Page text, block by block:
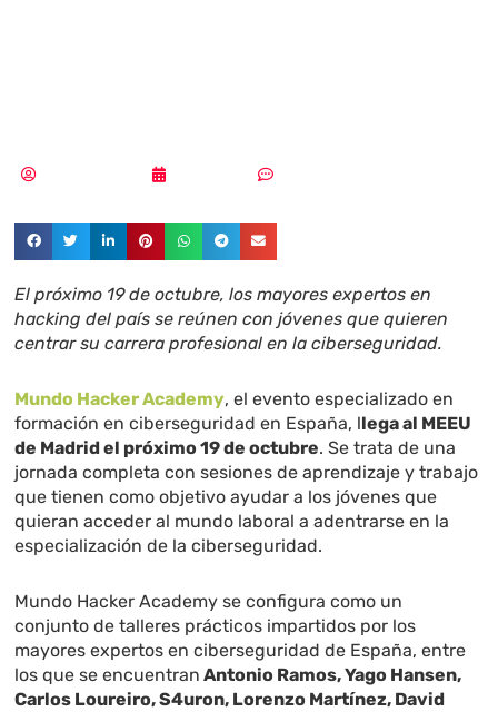
El próximo 19 de octubre, los mayores expertos en
hacking del país se reúnen con jóvenes que quieren
centrar su carrera profesional en la ciberseguridad.
Mundo Hacker Academy, el evento especializado en
formación en ciberseguridad en España, llega al MEEU
de Madrid el próximo 19 de octubre. Se trata de una
jornada completa con sesiones de aprendizaje y trabajo
que tienen como objetivo ayudar a los jóvenes que
quieran acceder al mundo laboral a adentrarse en la
especialización de la ciberseguridad.
Mundo Hacker Academy se configura como un
conjunto de talleres prácticos impartidos por los
mayores expertos en ciberseguridad de España, entre
los que se encuentran Antonio Ramos, Yago Hansen,
Carlos Loureiro, S4uron, Lorenzo Martínez, David